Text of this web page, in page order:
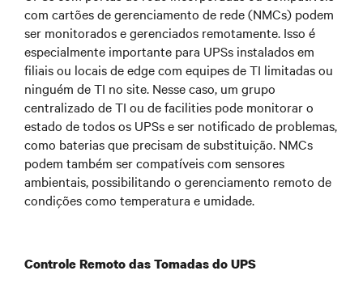
com cartões de gerenciamento de rede (NMCs) podem
ser monitorados e gerenciados remotamente. Isso é
especialmente importante para UPSs instalados em
filiais ou locais de edge com equipes de TI limitadas ou
ninguém de TI no site. Nesse caso, um grupo
centralizado de TI ou de facilities pode monitorar o
estado de todos os UPSs e ser notificado de problemas,
como baterias que precisam de substituição. NMCs
podem também ser compatíveis com sensores
ambientais, possibilitando o gerenciamento remoto de
condições como temperatura e umidade.
Controle Remoto das Tomadas do UPS